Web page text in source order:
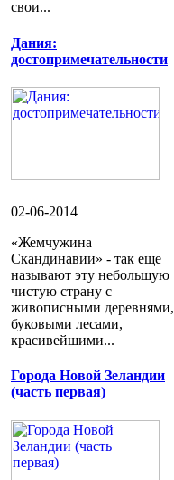
свои...
Дания:
достопримечательности
02-06-2014
«Жемчужина
Скандинавии» - так еще
называют эту небольшую
чистую страну с
живописными деревнями,
буковыми лесами,
красивейшими...
Города Новой Зеландии
(часть первая)